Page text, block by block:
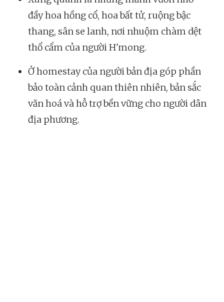
đầy hoa hồng cổ, hoa bất tử, ruộng bậc
thang, sân se lanh, nơi nhuộm chàm dệt
thổ cẩm của người H'mong.
Ở homestay của người bản địa góp phần
bảo toàn cảnh quan thiên nhiên, bản sắc
văn hoá và hỗ trợ bền vững cho người dân
địa phương.